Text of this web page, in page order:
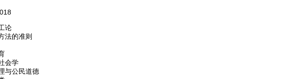
论
法的准则
会学
与公民道德